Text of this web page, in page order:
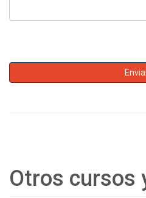
Otros cursos